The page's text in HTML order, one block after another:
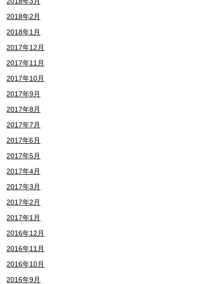
2018年2月
2018年1月
2017年12月
2017年11月
2017年10月
2017年9月
2017年8月
2017年7月
2017年6月
2017年5月
2017年4月
2017年3月
2017年2月
2017年1月
2016年12月
2016年11月
2016年10月
2016年9月